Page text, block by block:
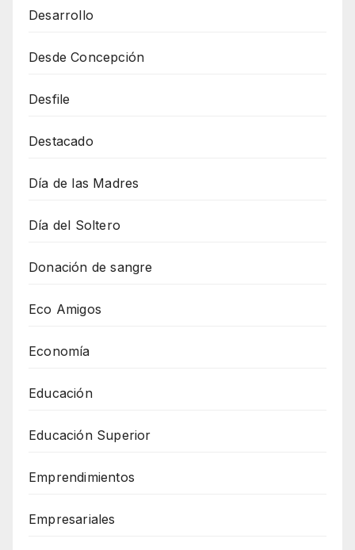
Desarrollo
Desde Concepción
Desfile
Destacado
Día de las Madres
Día del Soltero
Donación de sangre
Eco Amigos
Economía
Educación
Educación Superior
Emprendimientos
Empresariales